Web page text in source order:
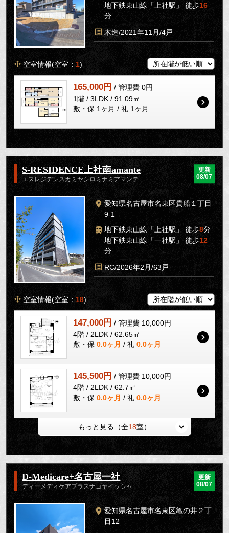
地下鉄東山線「上社駅」 徒歩16
分
木造/2021年11月/4戸
空室情報(空室： 1)
165,000円 / 管理費 0円
1階 / 3LDK / 91.09㎡
敷・保 1ヶ月 / 礼 1ヶ月
S-RESIDENCE上社南amante
エスレジデンスカミヤシロミナミアマンテ
更新
08/07
愛知県名古屋市名東区貴船１丁目
9-1
地下鉄東山線「上社駅」 徒歩8分
地下鉄東山線「一社駅」 徒歩12
分
RC/2026年2月/63戸
空室情報(空室： 18)
147,000円 / 管理費 10,000円
4階 / 2LDK / 62.65㎡
敷・保 0.0ヶ月 / 礼 0.0ヶ月
145,500円 / 管理費 10,000円
4階 / 2LDK / 62.7㎡
敷・保 0.0ヶ月 / 礼 0.0ヶ月
もっと見る（全18室）
D-Medicare+名古屋一社
ディーメディケアプラスナゴヤイッシャ
更新
08/07
愛知県名古屋市名東区亀の井２丁
目12